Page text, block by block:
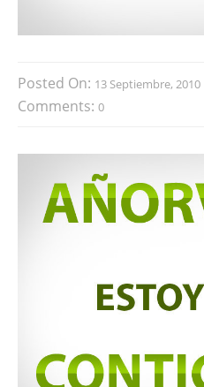
Posted On: 13 Septiembre, 2010
Comments: 0